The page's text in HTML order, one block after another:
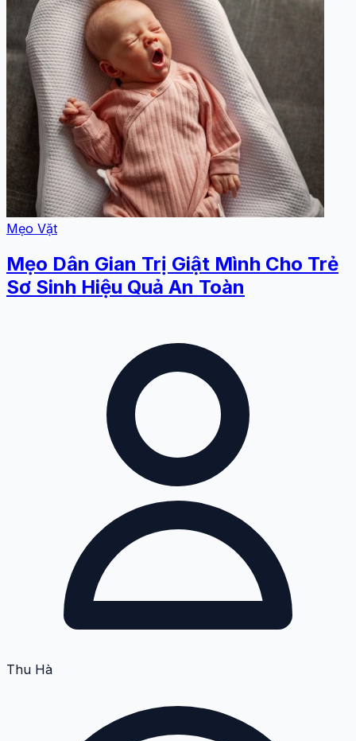
Mẹo Vặt
Mẹo Dân Gian Trị Giật Mình Cho Trẻ
Sơ Sinh Hiệu Quả An Toàn
Thu Hà